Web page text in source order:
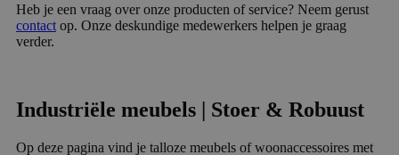
Heb je een vraag over onze producten of service? Neem gerust
contact op. Onze deskundige medewerkers helpen je graag
verder.
Industriële meubels | Stoer & Robuust
Op deze pagina vind je talloze meubels of woonaccessoires met